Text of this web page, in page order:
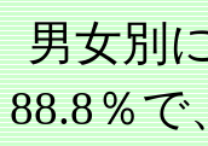
男女別
88.8％で